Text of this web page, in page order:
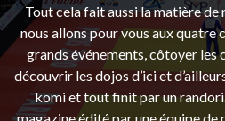
Tout cela fait aussi la matière de
nous allons pour vous aux quatre
grands événements, côtoyer les
découvrir les dojos d’ici et
komi et tout finit par un